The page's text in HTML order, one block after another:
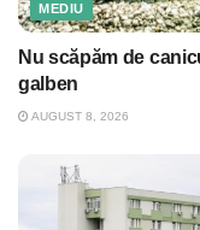
MEDIU
Nu scăpăm de
galben
AUGUST 8, 2026